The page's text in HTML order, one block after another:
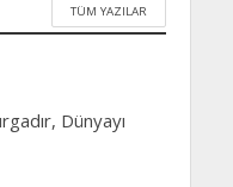
TÜM YAZILAR
Dünyayı